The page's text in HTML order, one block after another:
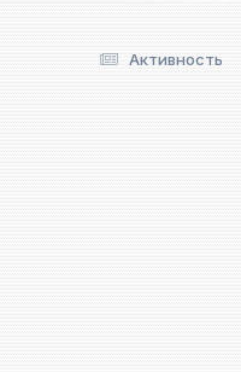
Активность